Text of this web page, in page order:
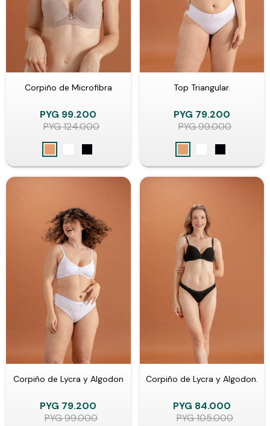
Corpiño de Microfibra
PYG 99.200
PYG124.000
Top Triangular.
PYG 79.200
PYG99.000
Corpiño de Lycra y Algodon
PYG 79.200
PYG99.000
Corpiño de Lycra y Algodon.
PYG 84.000
PYG105.000